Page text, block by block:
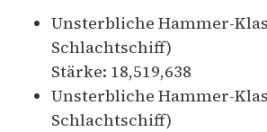
Unsterbliche Hammer-
Schlachtschiff)
Stärke: 18,519,638
Unsterbliche Hammer-
Schlachtschiff)